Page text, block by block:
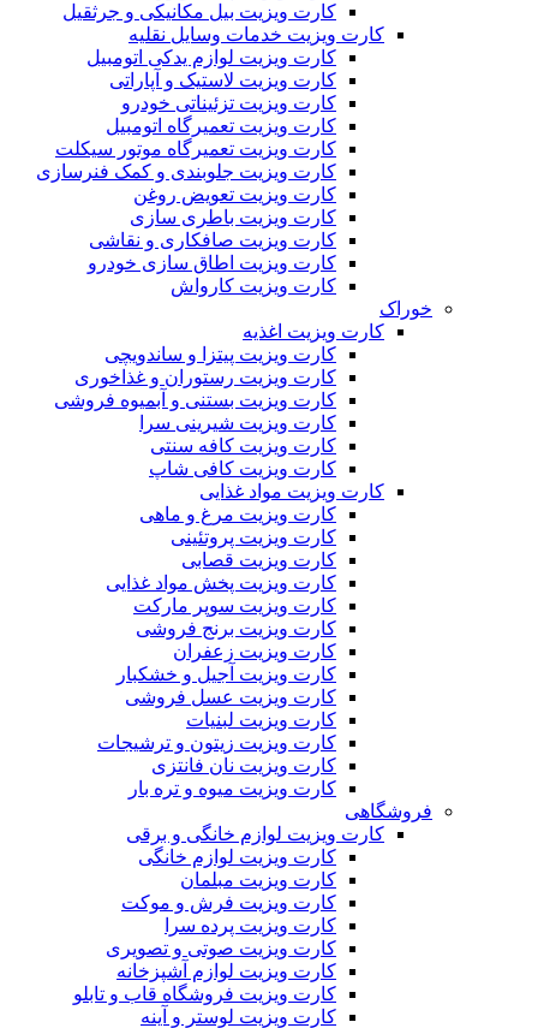
کارت ویزیت بیل مکانیکی و جرثقیل
کارت ویزیت خدمات وسایل نقلیه
کارت ویزیت لوازم یدکی اتومبیل
کارت ویزیت لاستیک و آپاراتی
کارت ویزیت تزئیناتی خودرو
کارت ویزیت تعمیرگاه اتومبیل
کارت ویزیت تعمیرگاه موتور سیکلت
کارت ویزیت جلوبندی و کمک فنرسازی
کارت ویزیت تعویض روغن
کارت ویزیت باطری سازی
کارت ویزیت صافکاری و نقاشی
کارت ویزیت اطاق سازی خودرو
کارت ویزیت کارواش
خوراک
کارت ویزیت اغذیه
کارت ویزیت پیتزا و ساندویچی
کارت ویزیت رستوران و غذاخوری
کارت ویزیت بستنی و آبمیوه فروشی
کارت ویزیت شیرینی سرا
کارت ویزیت کافه سنتی
کارت ویزیت کافی شاپ
کارت ویزیت مواد غذایی
کارت ویزیت مرغ و ماهی
کارت ویزیت پروتئینی
کارت ویزیت قصابی
کارت ویزیت پخش مواد غذایی
کارت ویزیت سوپر مارکت
کارت ویزیت برنج فروشی
کارت ویزیت زعفران
کارت ویزیت آجیل و خشکبار
کارت ویزیت عسل فروشی
کارت ویزیت لبنیات
کارت ویزیت زیتون و ترشیجات
کارت ویزیت نان فانتزی
کارت ویزیت میوه و تره بار
فروشگاهی
کارت ویزیت لوازم خانگی و برقی
کارت ویزیت لوازم خانگی
کارت ویزیت مبلمان
کارت ویزیت فرش و موکت
کارت ویزیت پرده سرا
کارت ویزیت صوتی و تصویری
کارت ویزیت لوازم آشپزخانه
کارت ویزیت فروشگاه قاب و تابلو
کارت ویزیت لوستر و آینه